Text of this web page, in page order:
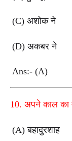
(C) अशोक ने
(D) अकबर ने
Ans:- (A)
10. अपने काल का
(A)बहादुरशाह